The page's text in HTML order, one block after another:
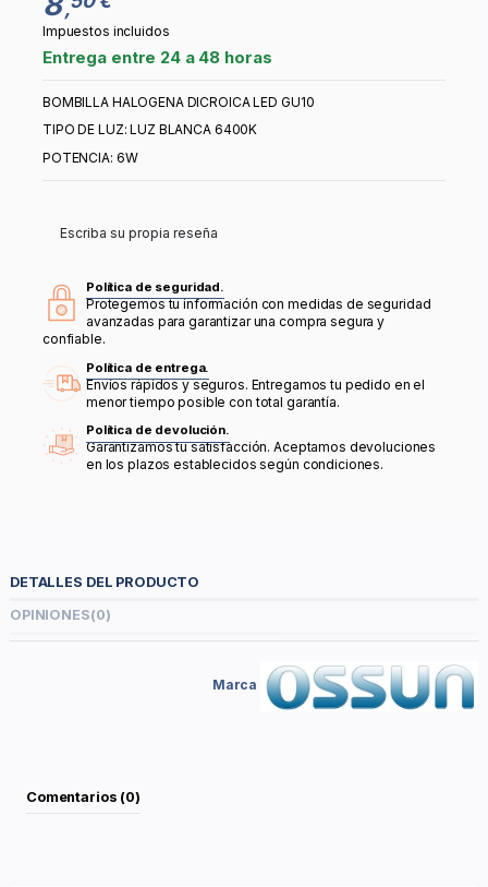
,
Impuestos incluidos
Entrega entre 24 a 48 horas
BOMBILLA HALOGENA DICROICA LED GU10
TIPO DE LUZ: LUZ BLANCA 6400K
POTENCIA: 6W
Escriba su propia reseña
Política de seguridad.
Protegemos tu información con medidas de seguridad
avanzadas para garantizar una compra segura y
confiable.
Política de entrega.
Envíos rápidos y seguros. Entregamos tu pedido en el
menor tiempo posible con total garantía.
Política de devolución.
Garantizamos tu satisfacción. Aceptamos devoluciones
en los plazos establecidos según condiciones.
DETALLES DEL PRODUCTO
OPINIONES(0)
Marca
Comentarios (0)